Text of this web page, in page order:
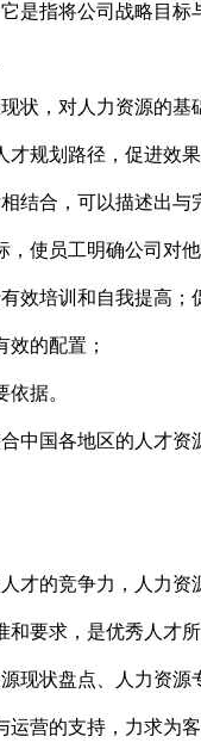
是指将公司战略目
状，对人力资源的
规划路径，促进效果
结合，可以描述出
使员工明确公司对他
效培训和自我提高
的配置；
据。
中国各地区的人才
才的竞争力，人力
要求，是优秀人才所
现状盘点、人力资
营的支持，力求为